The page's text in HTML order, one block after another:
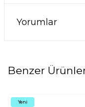
Yorumlar
Benzer
Yeni